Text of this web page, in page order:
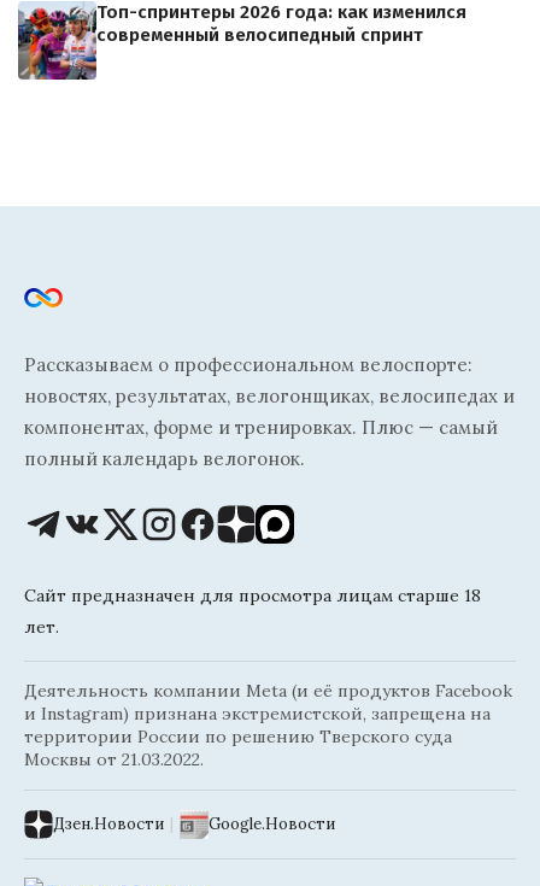
Топ-спринтеры 2026 года: как изменился
современный велосипедный спринт
Рассказываем о профессиональном велоспорте:
новостях, результатах, велогонщиках, велосипедах и
компонентах, форме и тренировках. Плюс — самый
полный календарь велогонок.
Сайт предназначен для просмотра лицам старше 18
лет.
Деятельность компании Meta (и её продуктов Facebook
и Instagram) признана экстремистской, запрещена на
территории России по решению Тверского суда
Москвы от 21.03.2022.
Дзен.Новости | Google.Новости